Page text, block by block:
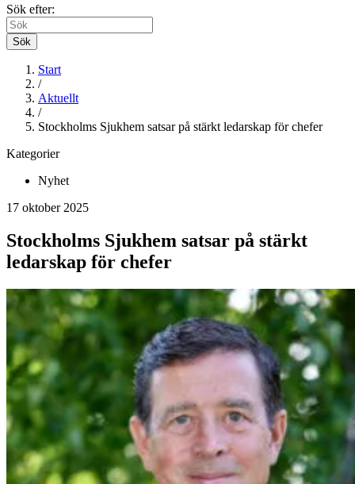
Sök efter:
Sök
Start
/
Aktuellt
/
Stockholms Sjukhem satsar på stärkt ledarskap för chefer
Kategorier
Nyhet
17 oktober 2025
Stockholms Sjukhem satsar på stärkt
ledarskap för chefer